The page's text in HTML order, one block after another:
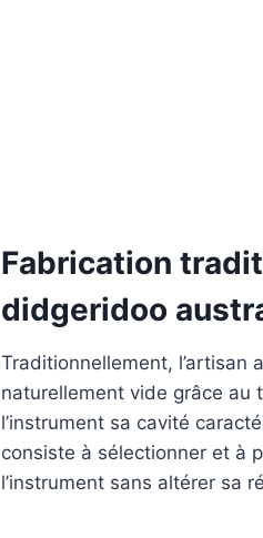
Fabrication
didgeridoo
Traditionnellement, l’artisan
naturellement vide grâce au
l’instrument sa cavité
consiste à sélectionner et à
l’instrument sans altérer sa